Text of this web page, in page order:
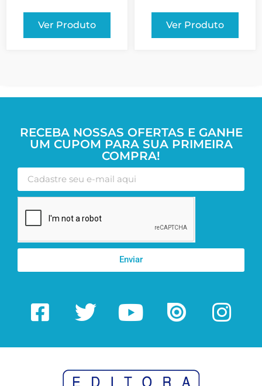
Ver Produto Ver Produto
RECEBA NOSSAS OFERTAS E GANHE
UM CUPOM PARA SUA PRIMEIRA
COMPRA!
Enviar